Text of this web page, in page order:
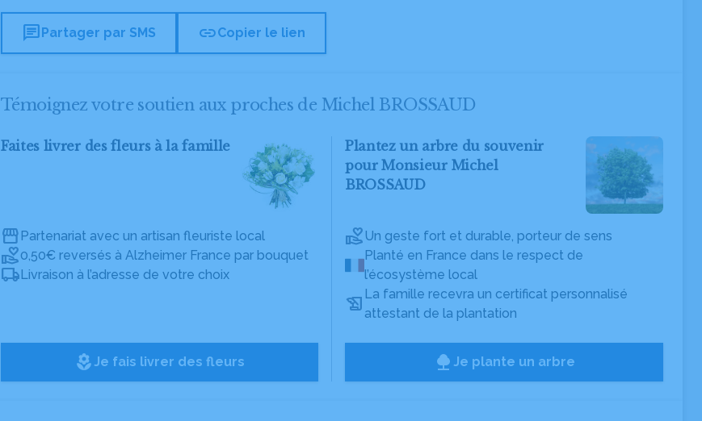
chatPartager par SMS linkCopier le lien
Témoignez votre soutien aux proches de Michel BROSSAUD
Faites livrer des fleurs à la famille
Partenariat avec un artisan fleuriste local
0,50€ reversés à Alzheimer France par bouquet
Livraison à l’adresse de votre choix
local_florist Je fais livrer des fleurs
Plantez un arbre du souvenir
pour Monsieur Michel
BROSSAUD
Un geste fort et durable, porteur de sens
Planté en France dans le respect de
l’écosystème local
La famille recevra un certificat personnalisé
attestant de la plantation
Je plante un arbre